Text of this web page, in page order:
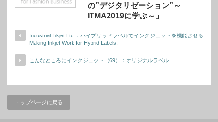
の”デジタリゼーション”～
ITMA2019に学ぶ～」
Industrial Inkjet Ltd.：ハイブリッドラベルでインクジェットを機能させる
Making Inkjet Work for Hybrid Labels.
こんなところにインクジェット（69）：オリジナルラベル
トップページに戻る